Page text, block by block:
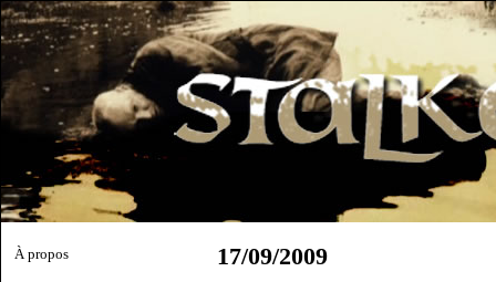
À propos
17/09/2009